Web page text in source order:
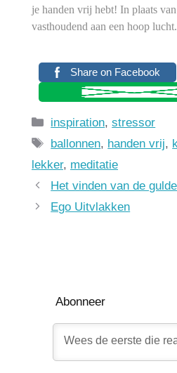
je handen vrij hebt! In plaats
vasthoudend aan een hoop lucht.
Share on Facebook
Categorieën
inspiration,stressor
Tags
ballonnen, handen vrij,
lekker, meditatie
Het vinden van de
Ego Uitvlakken
Abonneer